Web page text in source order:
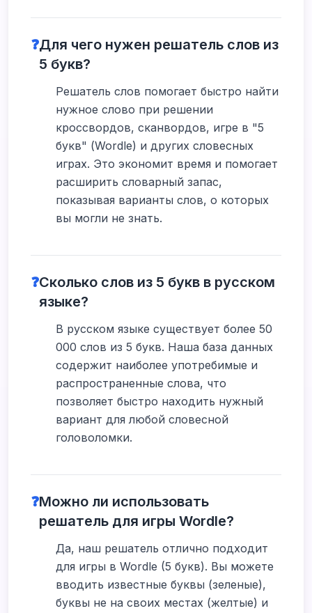
❓Для чего нужен решатель слов из
5 букв?
Решатель слов помогает быстро найти
нужное слово при решении
кроссвордов, сканвордов, игре в "5
букв" (Wordle) и других словесных
играх. Это экономит время и помогает
расширить словарный запас,
показывая варианты слов, о которых
вы могли не знать.
❓Сколько слов из 5 букв в русском
языке?
В русском языке существует более 50
000 слов из 5 букв. Наша база данных
содержит наиболее употребимые и
распространенные слова, что
позволяет быстро находить нужный
вариант для любой словесной
головоломки.
❓Можно ли использовать
решатель для игры Wordle?
Да, наш решатель отлично подходит
для игры в Wordle (5 букв). Вы можете
вводить известные буквы (зеленые),
буквы не на своих местах (желтые) и